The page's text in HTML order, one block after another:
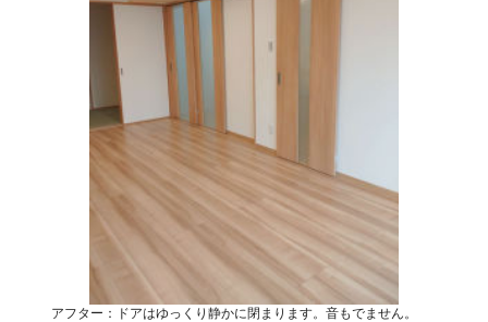
アフター：ドアはゆっくり静かに閉まります。音もでません。